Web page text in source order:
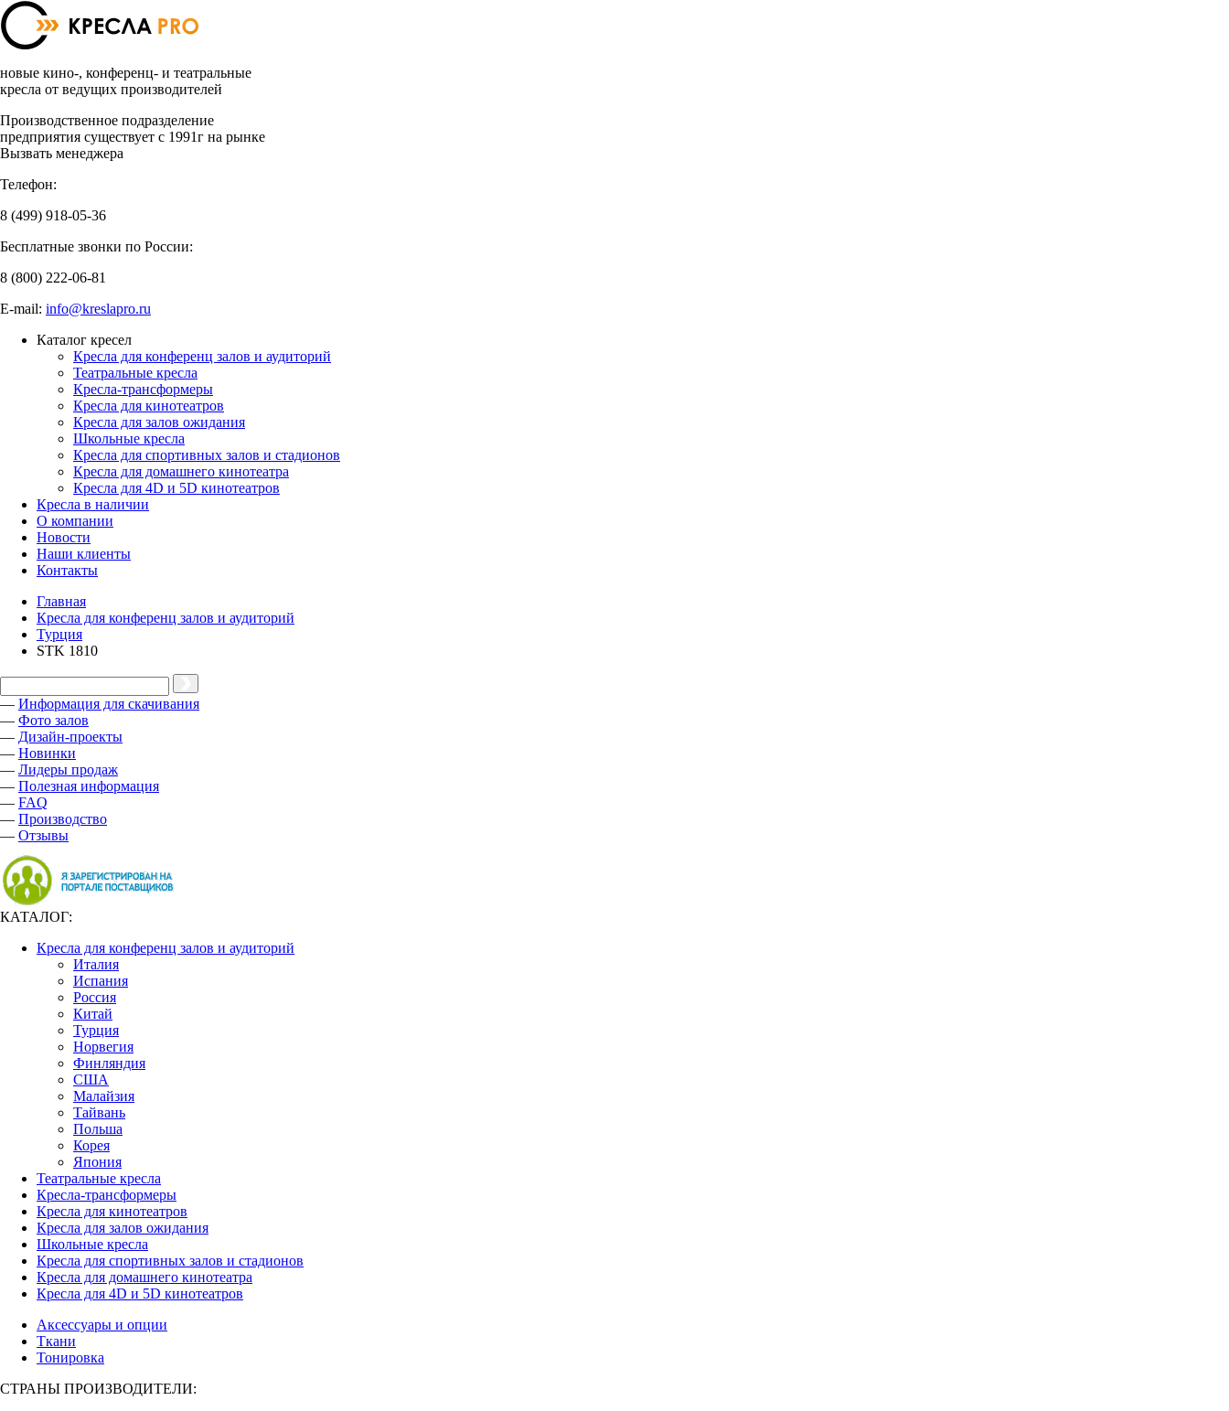
новые кино-, конференц- и театральные
кресла от ведущих производителей
Производственное подразделение
предприятия существует с 1991г на рынке
Вызвать менеджера
Телефон:
8 (499) 918-05-36
Бесплатные звонки по России:
8 (800) 222-06-81
E-mail: info@kreslapro.ru
Каталог кресел
Кресла для конференц залов и аудиторий
Театральные кресла
Кресла-трансформеры
Кресла для кинотеатров
Кресла для залов ожидания
Школьные кресла
Кресла для спортивных залов и стадионов
Кресла для домашнего кинотеатра
Кресла для 4D и 5D кинотеатров
Кресла в наличии
О компании
Новости
Наши клиенты
Контакты
Главная
Кресла для конференц залов и аудиторий
Турция
STK 1810
— Информация для скачивания
— Фото залов
— Дизайн-проекты
— Новинки
— Лидеры продаж
— Полезная информация
— FAQ
— Производство
— Отзывы
КАТАЛОГ:
Кресла для конференц залов и аудиторий
Италия
Испания
Россия
Китай
Турция
Норвегия
Финляндия
США
Малайзия
Тайвань
Польша
Корея
Япония
Театральные кресла
Кресла-трансформеры
Кресла для кинотеатров
Кресла для залов ожидания
Школьные кресла
Кресла для спортивных залов и стадионов
Кресла для домашнего кинотеатра
Кресла для 4D и 5D кинотеатров
Аксессуары и опции
Ткани
Тонировка
СТРАНЫ ПРОИЗВОДИТЕЛИ: